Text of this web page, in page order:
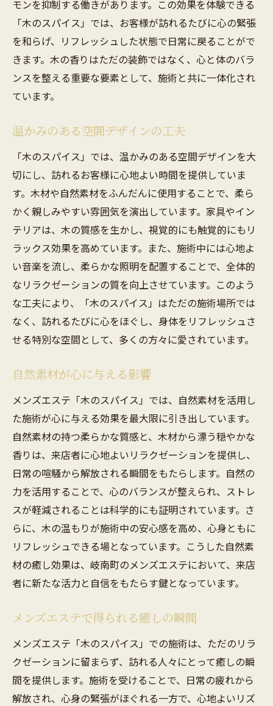
モンを抑制する働きがあります。この効果を体験できる
「木のスパイス」では、お客様が訪れるたびに心の緊張
を和らげ、リフレッシュした状態で日常に戻ることがで
きます。木の香りはただの装飾ではなく、心と体のバラ
ンスを整える重要な要素として、施術と共に一体化され
ています。
温かみのある空間デザインの工夫
「木のスパイス」では、温かみのある空間デザインを大
切にし、訪れるお客様に心地よい時間を提供していま
す。木材や自然素材をふんだんに使用することで、柔ら
かく親しみやすい雰囲気を演出しています。家具やイン
テリアは、木の質感を生かし、視覚的にも触覚的にもリ
ラックス効果を高めています。また、施術中には心地よ
い音楽を流し、柔らかな照明を配置することで、全体的
なリラクゼーションの質を向上させています。このよう
な工夫により、「木のスパイス」はただの施術場所では
なく、訪れるたびに心をほぐし、身体をリフレッシュさ
せる特別な空間として、多くの方々に愛されています。
自然素材が心に与える影響
メンズエステ「木のスパイス」では、自然素材を活用し
た施術が心に与える効果を最大限に引き出しています。
自然素材の持つ柔らかな質感と、木材から漂う穏やかな
香りは、来店者に心地よいリラクゼーションを提供し、
日常の喧騒から解放される瞬間をもたらします。自然の
力を活用することで、心のバランスが整えられ、ストレ
スが軽減されることは科学的にも証明されています。さ
らに、木の温もりが施術中の安心感を高め、心身ともに
リフレッシュできる場となっています。こうした自然素
材の癒し効果は、岐南町のメンズエステにおいて、来店
者に新たな活力と自信をもたらす鍵となっています。
メンズエステで得られる癒しの瞬間
メンズエステ「木のスパイス」での施術は、ただのリラ
クゼーションに留まらず、訪れる人々にとって癒しの瞬
間を提供します。施術を受けることで、日常の疲れから
解放され、心身の緊張がほぐれる一方で、心地よいリズ